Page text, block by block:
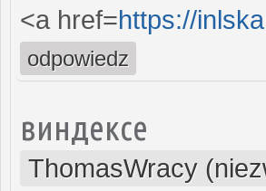
<a href=https://
odpowiedz
виндексе
ThomasWracy